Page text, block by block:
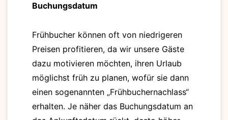
Buchungsdatum
Frühbucher können oft von niedrigeren
Preisen profitieren, da wir unsere Gäste
dazu motivieren möchten, ihren Urlaub
möglichst früh zu planen, wofür sie dann
einen sogenannten „Frühbuchernachlass“
erhalten. Je näher das Buchungsdatum an